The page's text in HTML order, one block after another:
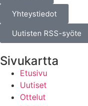
Yhteystiedot
Uutisten RSS-syöte
Sivukartta
Etusivu
Uutiset
Ottelut